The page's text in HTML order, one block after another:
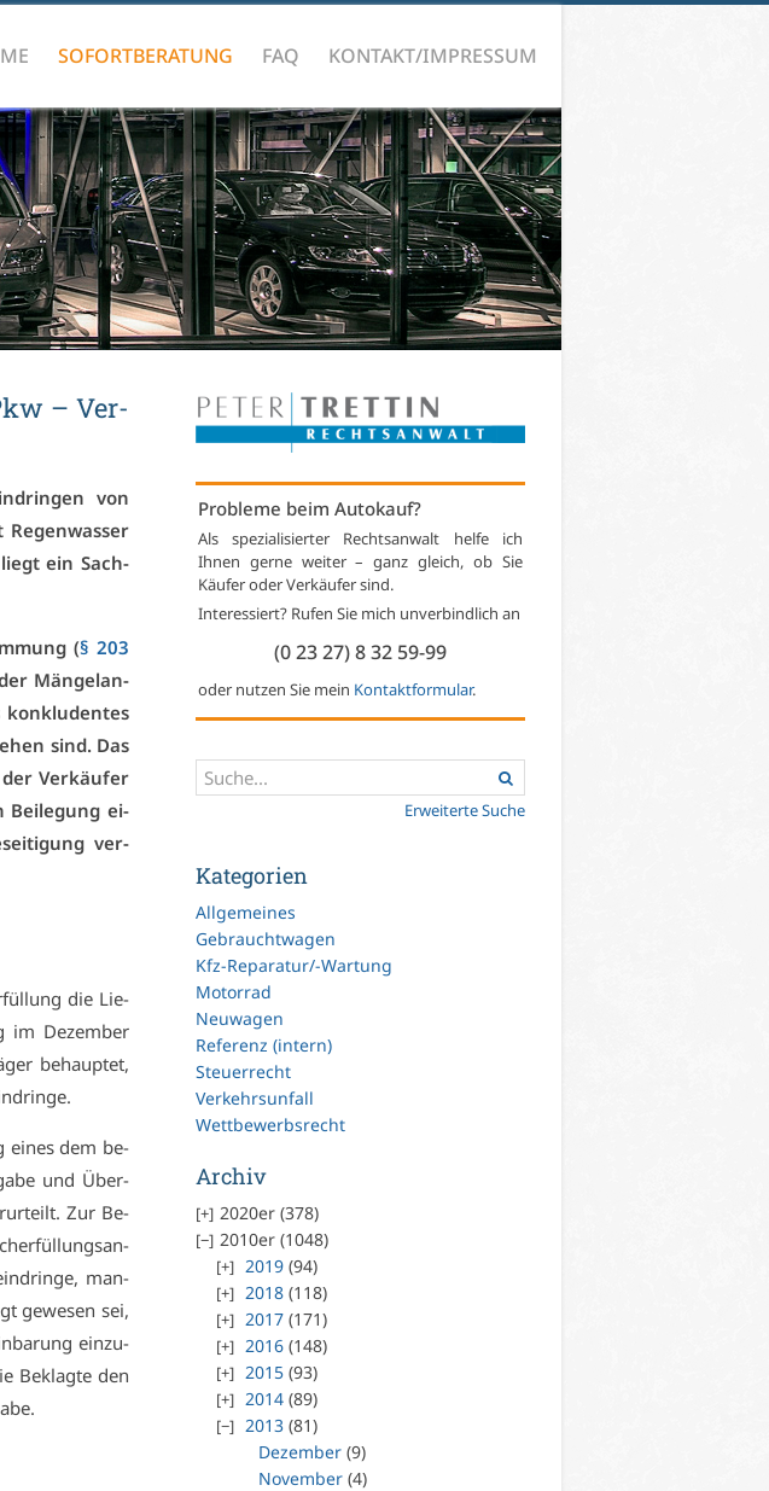
SOFORTBERATUNG FAQ KONTAKT/IMPRESSUM
– Ver­
von
ein Sach­
(§ 203
Män­gel­an­
kon­klu­den­tes
sind. Das
Ver­käu­fer
Bei­le­gung ei­
ver­
die Lie­
im De­zem­ber
be­haup­tet,
ei­nes dem be­
und Über­
Zur Be­
man­
ge­we­sen sei,
ein­zu­
Be­klag­te den
Probleme beim Autokauf?
Als spezialisierter Rechtsanwalt helfe ich
Ihnen gerne weiter – ganz gleich, ob Sie
Käufer oder Verkäufer sind.
Interessiert? Rufen Sie mich unverbindlich an
(0 23 27) 8 32 59-99
oder nutzen Sie mein Kontaktformular.
Erweiterte Suche
Kategorien
Allgemeines
Gebrauchtwagen
Kfz-Reparatur/-Wartung
Motorrad
Neuwagen
Referenz (intern)
Steuerrecht
Verkehrsunfall
Wettbewerbsrecht
Archiv
2020er (378)
2010er (1048)
2019 (94)
2018 (118)
2017 (171)
2016 (148)
2015 (93)
2014 (89)
2013 (81)
Dezember (9)
November (4)